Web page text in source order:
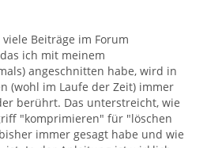
Beiträge im Forum
ich mit meinem
angeschnitten habe, wird in
(wohl im Laufe der Zeit) immer
berührt. Das unterstreicht, wie
"komprimieren" für "löschen
immer gesagt habe und wie